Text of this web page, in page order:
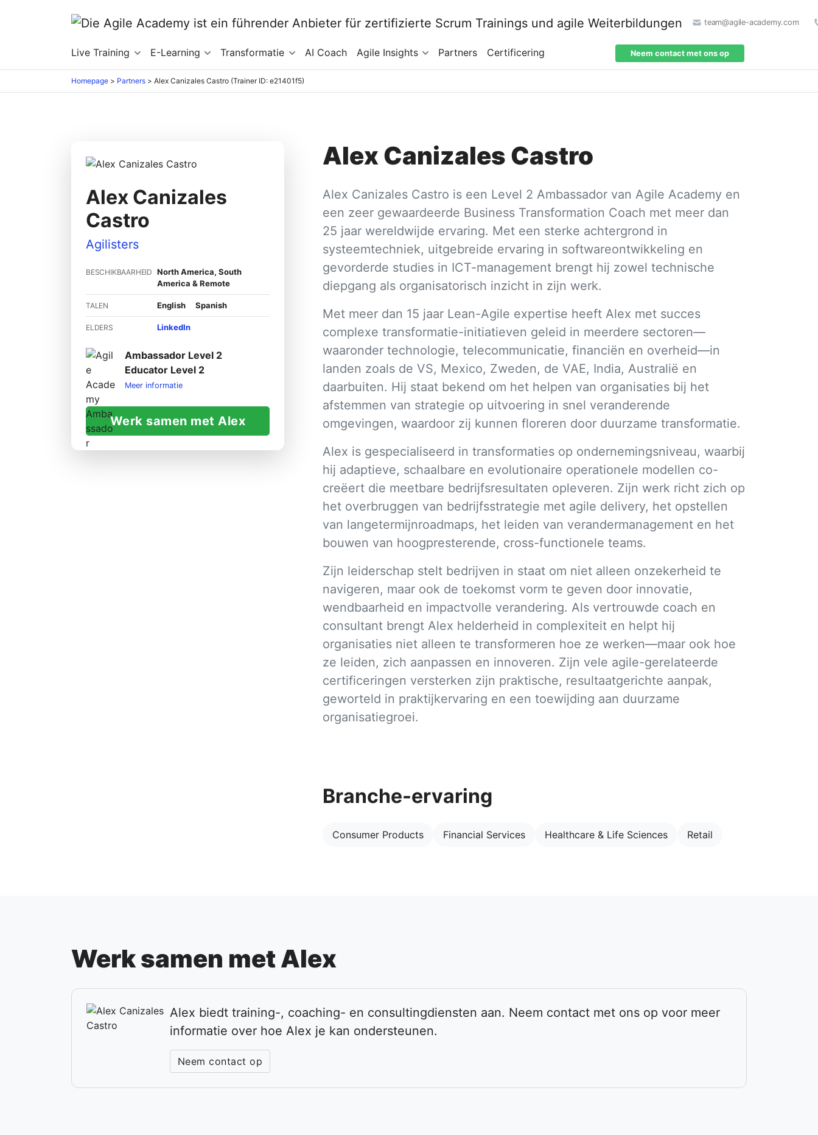
team@agile-academy.com
Live Training E-Learning Transformatie AI Coach Agile Insights Partners Certificering Neem contact met ons op
Homepage > Partners > Alex Canizales Castro (Trainer ID: e21401f5)
Alex Canizales
Castro
Agilisters
BESCHIKBAARHEID North America, South
America & Remote
TALEN English Spanish
ELDERS LinkedIn
Ambassador Level 2
Educator Level 2
Meer informatie
Werk samen met Alex
Alex Canizales Castro
Alex Canizales Castro is een Level 2 Ambassador van Agile Academy en
een zeer gewaardeerde Business Transformation Coach met meer dan
25 jaar wereldwijde ervaring. Met een sterke achtergrond in
systeemtechniek, uitgebreide ervaring in softwareontwikkeling en
gevorderde studies in ICT-management brengt hij zowel technische
diepgang als organisatorisch inzicht in zijn werk.
Met meer dan 15 jaar Lean-Agile expertise heeft Alex met succes
complexe transformatie-initiatieven geleid in meerdere sectoren—
waaronder technologie, telecommunicatie, financiën en overheid—in
landen zoals de VS, Mexico, Zweden, de VAE, India, Australië en
daarbuiten. Hij staat bekend om het helpen van organisaties bij het
afstemmen van strategie op uitvoering in snel veranderende
omgevingen, waardoor zij kunnen floreren door duurzame transformatie.
Alex is gespecialiseerd in transformaties op ondernemingsniveau, waarbij
hij adaptieve, schaalbare en evolutionaire operationele modellen co-
creëert die meetbare bedrijfsresultaten opleveren. Zijn werk richt zich op
het overbruggen van bedrijfsstrategie met agile delivery, het opstellen
van langetermijnroadmaps, het leiden van verandermanagement en het
bouwen van hoogpresterende, cross-functionele teams.
Zijn leiderschap stelt bedrijven in staat om niet alleen onzekerheid te
navigeren, maar ook de toekomst vorm te geven door innovatie,
wendbaarheid en impactvolle verandering. Als vertrouwde coach en
consultant brengt Alex helderheid in complexiteit en helpt hij
organisaties niet alleen te transformeren hoe ze werken—maar ook hoe
ze leiden, zich aanpassen en innoveren. Zijn vele agile-gerelateerde
certificeringen versterken zijn praktische, resultaatgerichte aanpak,
geworteld in praktijkervaring en een toewijding aan duurzame
organisatiegroei.
Branche-ervaring
Consumer Products Financial Services Healthcare & Life Sciences Retail
Werk samen met Alex
Alex biedt training-, coaching- en consultingdiensten aan. Neem contact met ons op voor meer
informatie over hoe Alex je kan ondersteunen.
Neem contact op